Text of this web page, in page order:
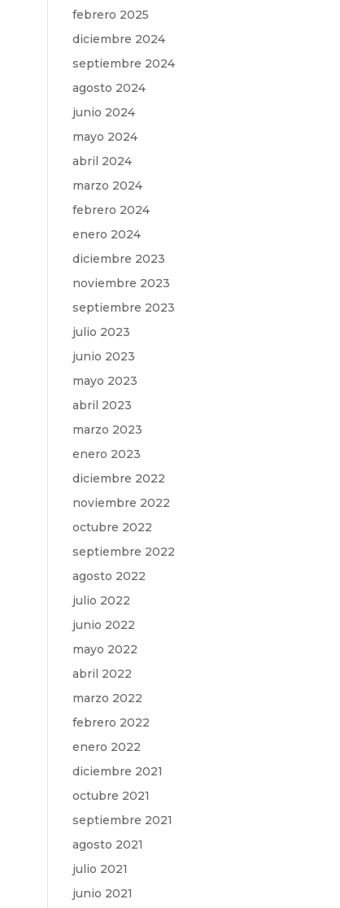
febrero 2025
diciembre 2024
septiembre 2024
agosto 2024
junio 2024
mayo 2024
abril 2024
marzo 2024
febrero 2024
enero 2024
diciembre 2023
noviembre 2023
septiembre 2023
julio 2023
junio 2023
mayo 2023
abril 2023
marzo 2023
enero 2023
diciembre 2022
noviembre 2022
octubre 2022
septiembre 2022
agosto 2022
julio 2022
junio 2022
mayo 2022
abril 2022
marzo 2022
febrero 2022
enero 2022
diciembre 2021
octubre 2021
septiembre 2021
agosto 2021
julio 2021
junio 2021